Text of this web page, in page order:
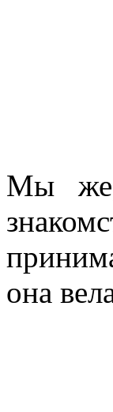
Мы же,
она